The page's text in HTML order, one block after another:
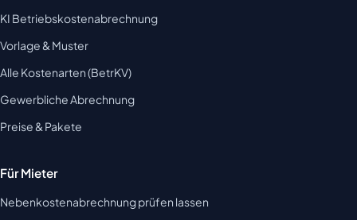
KI Betriebskostenabrechnung
Vorlage & Muster
Alle Kostenarten (BetrKV)
Gewerbliche Abrechnung
Preise & Pakete
Für Mieter
Nebenkostenabrechnung prüfen lassen